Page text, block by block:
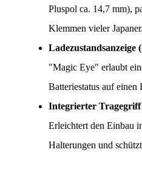
Pluspol ca. 14,7 mm),
Klemmen vieler Japaner.
Ladezustandsanzeige
"Magic Eye" erlaubt
Batteriestatus auf einen
Integrierter
Erleichtert den Einbau
Halterungen und